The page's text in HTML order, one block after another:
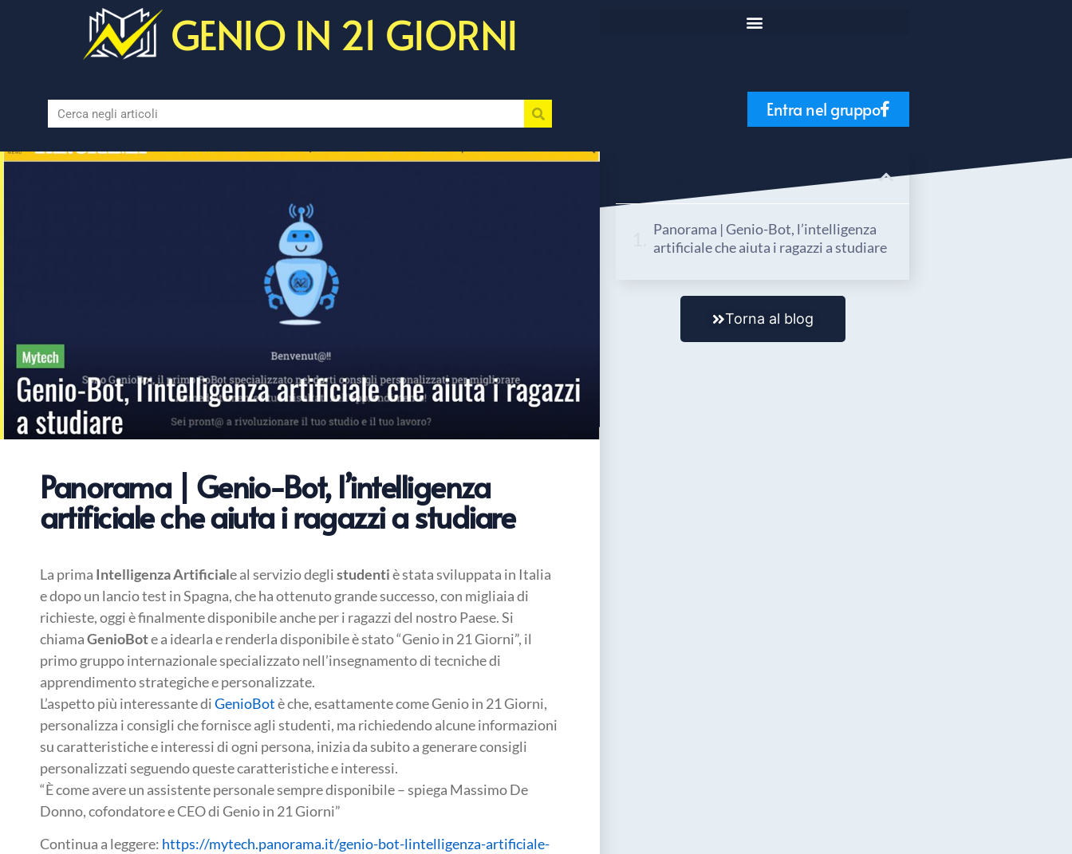
GENIO IN 21 GIORNI
Entra nel gruppo
Panorama | Genio-Bot, l’intelligenza
artificiale che aiuta i ragazzi a studiare
La prima Intelligenza Artificiale al servizio deglistudentiè stata sviluppata in Italia
e dopo un lancio test in Spagna, che ha ottenuto grande successo, con migliaia di
richieste, oggi è finalmente disponibile anche per i ragazzi del nostro Paese. Si
chiamaGenioBote a idearla e renderla disponibile è stato “Genio in 21 Giorni”, il
primo gruppo internazionale specializzato nell’insegnamento di tecniche di
apprendimento strategiche e personalizzate.
L’aspetto più interessante diGenioBotè che, esattamente come Genio in 21 Giorni,
personalizza i consigli che fornisce agli studenti, ma richiedendo alcune informazioni
su caratteristiche e interessi di ogni persona, inizia da subito a generare consigli
personalizzati seguendo queste caratteristiche e interessi.
“È come avere un assistente personale sempre disponibile – spiega Massimo De
Donno, cofondatore e CEO di Genio in 21 Giorni”
Continua a leggere: https://mytech.panorama.it/genio-bot-lintelligenza-artificiale-
Panorama | Genio-Bot, l’intelligenza
artificiale che aiuta i ragazzi a studiare
Torna al blog